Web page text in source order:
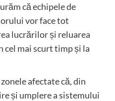
că echipele de
vor face tot
lucrărilor și reluarea
mai scurt timp și la
afectate că, din
și umplere a sistemului